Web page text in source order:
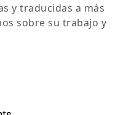
y traducidas a más
sobre su trabajo y